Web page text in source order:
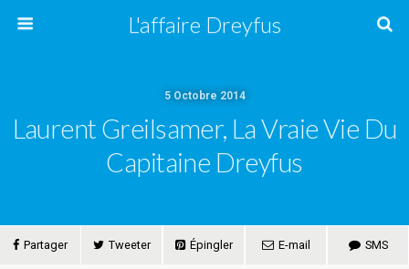
L'affaire Dreyfus
5 Octobre 2014
Laurent Greilsamer, La Vraie Vie Du
Capitaine Dreyfus
Partager Tweeter Épingler E-mail SMS